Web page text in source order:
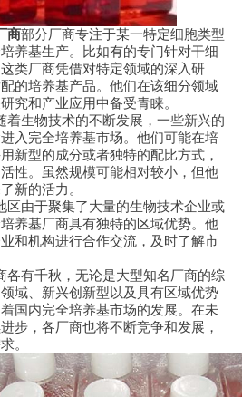
商部分厂商专注于某一特定细胞类型
养基生产。比如有的专门针对干细
类厂商凭借对特定领域的深入研
的培养基产品。他们在该细分领域
究和产业应用中备受青睐。
着生物技术的不断发展，一些新兴的
入完全培养基市场。他们可能在培
新型的成分或者独特的配比方式，
性。虽然规模可能相对较小，但他
新的活力。
区由于聚集了大量的生物技术企业或
养基厂商具有独特的区域优势。他
和机构进行合作交流，及时了解市
各有千秋，无论是大型知名厂商的综
域、新兴创新型以及具有区域优势
国内完全培养基市场的发展。在未
步，各厂商也将不断竞争和发展，
。